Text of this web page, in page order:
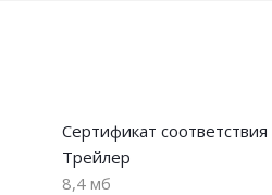
Сертификат соответствия
Трейлер
8,4 мб